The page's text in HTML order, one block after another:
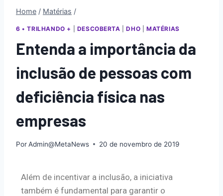
Home / Matérias /
6 • TRILHANDO + DESCOBERTA |DHO |MATÉRIAS
Entenda a importância da
inclusão de pessoas com
deficiência física nas
empresas
PorAdmin@MetaNews 20 de novembro de 2019
Além de incentivar a inclusão, a iniciativa
também é fundamental para garantir o